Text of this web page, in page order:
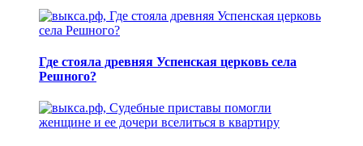
Где стояла древняя Успенская церковь села
Решного?